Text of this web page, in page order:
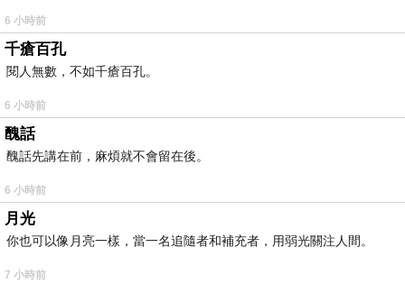
6 小時前
千瘡百孔
閱人無數，不如千瘡百孔。
6 小時前
醜話
醜話先講在前，麻煩就不會留在後。
6 小時前
月光
你也可以像月亮一樣，當一名追隨者和補充者，用弱光關注人間。
7 小時前